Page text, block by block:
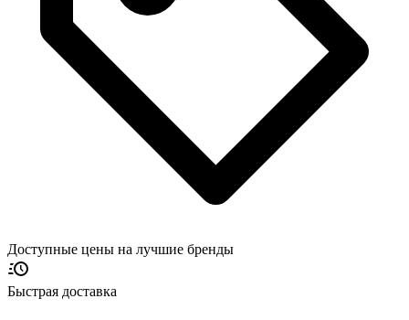
Доступные цены на лучшие бренды
Быстрая доставка